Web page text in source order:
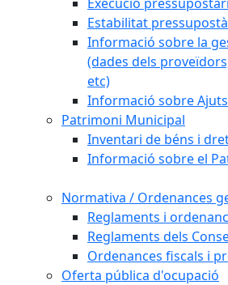
Estabilitat
Informació sobre la
(dades dels
etc)
Informació sobre
Patrimoni Municipal
Inventari de béns i
Informació sobre el
Normativa / Ordenances
Reglaments i
Reglaments dels
Ordenances fiscals i
Oferta pública d'ocupació